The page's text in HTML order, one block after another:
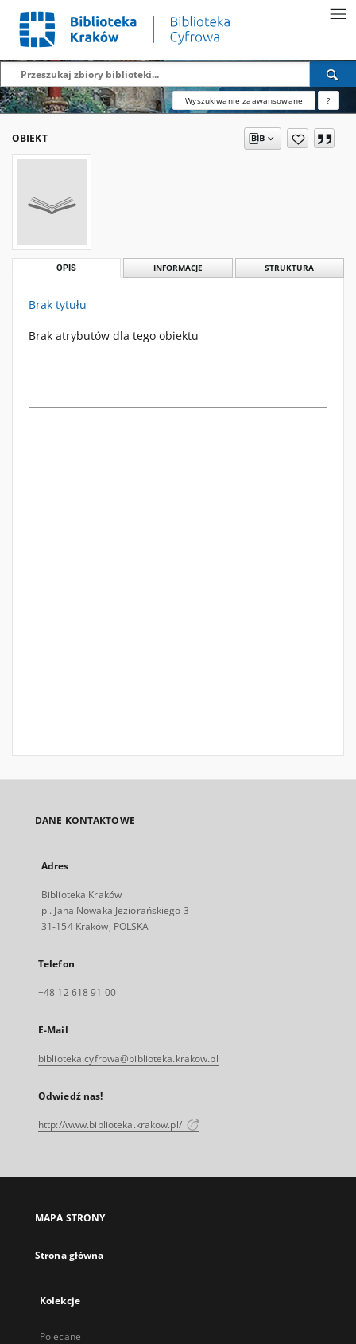
Wyszukiwanie zaawansowane ?
OBIEKT
OPIS INFORMACJE STRUKTURA
Brak tytułu
Brak atrybutów dla tego obiektu
DANE KONTAKTOWE
Adres
Biblioteka Kraków
pl. Jana Nowaka Jeziorańskiego 3
31-154 Kraków, POLSKA
Telefon
+48 12 618 91 00
E-Mail
biblioteka.cyfrowa@biblioteka.krakow.pl
Odwiedź nas!
http://www.biblioteka.krakow.pl/
MAPA STRONY
Strona główna
Kolekcje
Polecane